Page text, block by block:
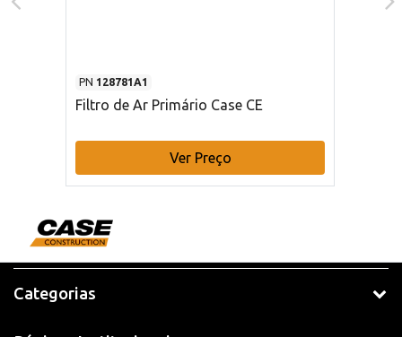
PN 128781A1
Filtro de Ar Primário Case CE
Ver Preço
Categorias